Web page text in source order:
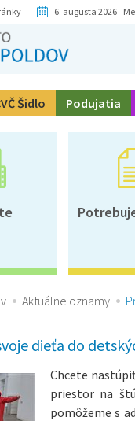
6. augusta 2026
Šidlo Podujatia
Aktuálne oznamy
dieťa do
Chcete
priestor na
pomôžeme s